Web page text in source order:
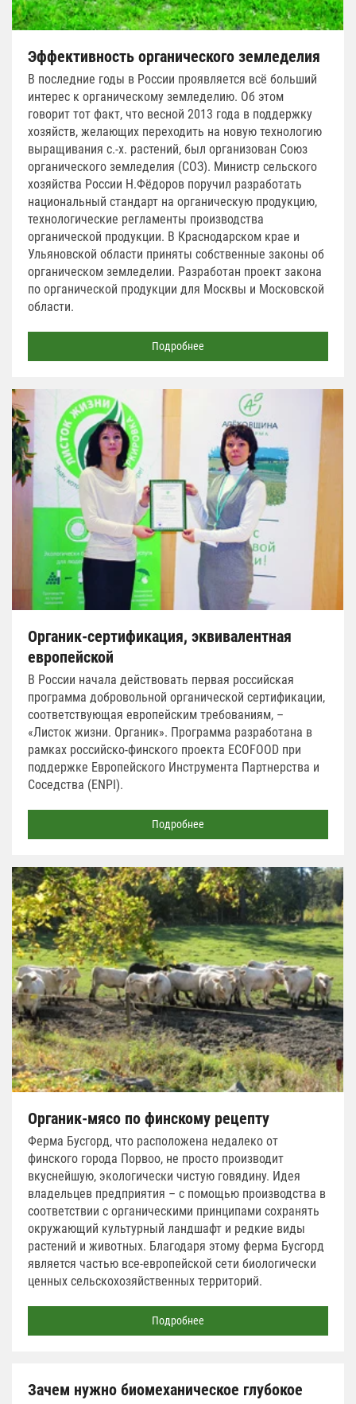
Эффективность органического земледелия
В последние годы в России проявляется всё больший
интерес к органическому земледелию. Об этом
говорит тот факт, что весной 2013 года в поддержку
хозяйств, желающих переходить на новую технологию
выращивания с.-х. растений, был организован Союз
органического земледелия (СОЗ). Министр сельского
хозяйства России Н.Фёдоров поручил разработать
национальный стандарт на органическую продукцию,
технологические регламенты производства
органической продукции. В Краснодарском крае и
Ульяновской области приняты собственные законы об
органическом земледелии. Разработан проект закона
по органической продукции для Москвы и Московской
области.
Подробнее
Органик-сертификация, эквивалентная
европейской
В России начала действовать первая российская
программа добровольной органической сертификации,
соответствующая европейским требованиям, –
«Листок жизни. Органик». Программа разработана в
рамках российско-финского проекта ECOFOOD при
поддержке Европейского Инструмента Партнерства и
Соседства (ENPI).
Подробнее
Органик-мясо по финскому рецепту
Ферма Бусгорд, что расположена недалеко от
финского города Порвоо, не просто производит
вкуснейшую, экологически чистую говядину. Идея
владельцев предприятия – с помощью производства в
соответствии с органическими принципами сохранять
окружающий культурный ландшафт и редкие виды
растений и животных. Благодаря этому ферма Бусгорд
является частью все-европейской сети биологически
ценных сельскохозяйственных территорий.
Подробнее
Зачем нужно биомеханическое глубокое